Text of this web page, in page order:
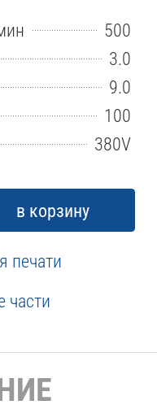
500
3.0
9.0
100
380V
печати
части